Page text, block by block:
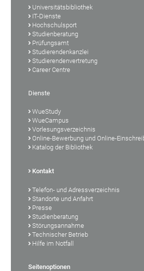
Universitätsbibliothek
IT-Dienste
Hochschulsport
Studienberatung
Prüfungsamt
Studierendenkanzlei
Studierendenvertretung
Career Centre
Dienste
WueStudy
WueCampus
Vorlesungsverzeichnis
Online-Bewerbung und Online-
Katalog der Bibliothek
Kontakt
Telefon- und Adressverzeichnis
Standorte und Anfahrt
Presse
Studienberatung
Störungsannahme
Technischer Betrieb
Hilfe im Notfall
Seitenoptionen